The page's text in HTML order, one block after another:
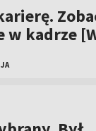
kadrze